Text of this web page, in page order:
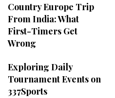
Country Europe Trip
From India: What
First-Timers Get
Wrong
Exploring Daily
Tournament Events on
337Sports